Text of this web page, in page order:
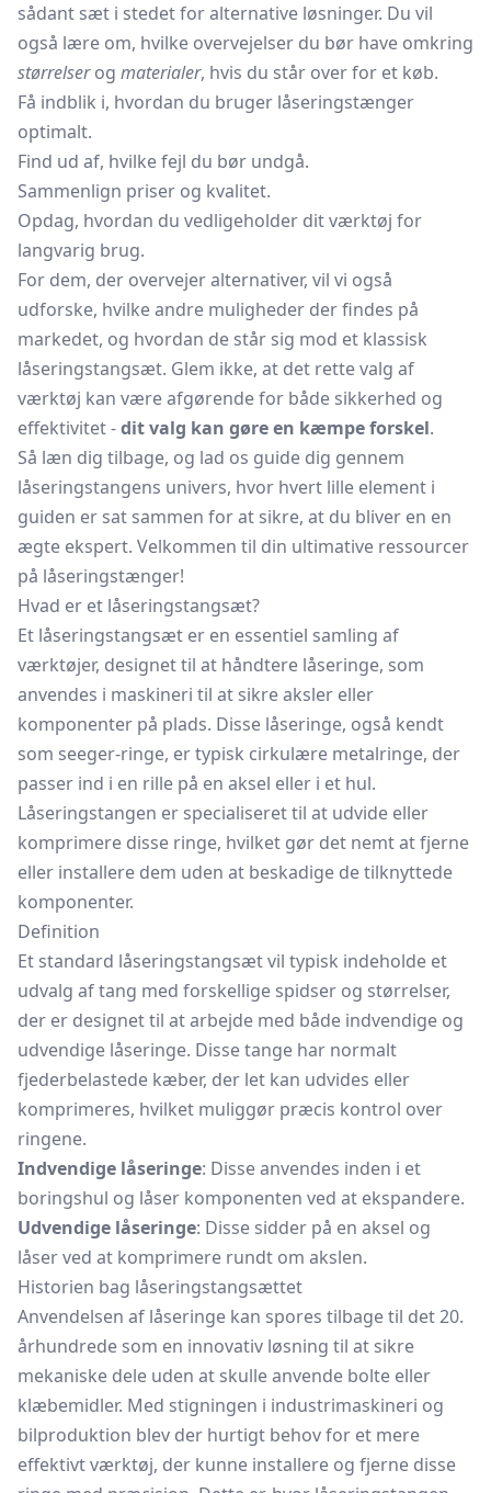
sådant sæt i stedet for alternative løsninger. Du vil
også lære om, hvilke overvejelser du bør have omkring
størrelserog materialer, hvis du står over for et køb.
Få indblik i, hvordan du bruger låseringstænger
optimalt.
Find ud af, hvilke fejl du bør undgå.
Sammenlign priser og kvalitet.
Opdag, hvordan du vedligeholder dit værktøj for
langvarig brug.
For dem, der overvejer alternativer, vil vi også
udforske, hvilke andre muligheder der findes på
markedet, og hvordan de står sig mod et klassisk
låseringstangsæt. Glem ikke, at det rette valg af
værktøj kan være afgørende for både sikkerhed og
effektivitet -dit valg kan gøre en kæmpe forskel.
Så læn dig tilbage, og lad os guide dig gennem
låseringstangens univers, hvor hvert lille element i
guiden er sat sammen for at sikre, at du bliver en en
ægte ekspert. Velkommen til din ultimative ressourcer
på låseringstænger!
Hvad er et låseringstangsæt?
Et låseringstangsæt er en essentiel samling af
værktøjer, designet til at håndtere låseringe, som
anvendes i maskineri til at sikre aksler eller
komponenter på plads. Disse låseringe, også kendt
som seeger-ringe, er typisk cirkulære metalringe, der
passer ind i en rille på en aksel eller i et hul.
Låseringstangen er specialiseret til at udvide eller
komprimere disse ringe, hvilket gør det nemt at fjerne
eller installere dem uden at beskadige de tilknyttede
komponenter.
Definition
Et standard låseringstangsæt vil typisk indeholde et
udvalg af tang med forskellige spidser og størrelser,
der er designet til at arbejde med både indvendige og
udvendige låseringe. Disse tange har normalt
fjederbelastede kæber, der let kan udvides eller
komprimeres, hvilket muliggør præcis kontrol over
ringene.
Indvendige låseringe: Disse anvendes inden i et
boringshul og låser komponenten ved at ekspandere.
Udvendige låseringe: Disse sidder på en aksel og
låser ved at komprimere rundt om akslen.
Historien bag låseringstangsættet
Anvendelsen af låseringe kan spores tilbage til det 20.
århundrede som en innovativ løsning til at sikre
mekaniske dele uden at skulle anvende bolte eller
klæbemidler. Med stigningen i industrimaskineri og
bilproduktion blev der hurtigt behov for et mere
effektivt værktøj, der kunne installere og fjerne disse